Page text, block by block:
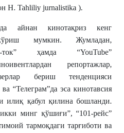
Н. Tahliliy jurnalistika ).
айнан кинотақриз кенг
мумкин. Жумладан,
ток” ҳамда “YouTube”
репортажлар,
бериш тенденцияси
“Телеграм”да эса кинотавсия
илиқ қабул қилина бошланди.
минг қўшиғи”, “101-рейс”
тармоқдаги тарғиботи ва